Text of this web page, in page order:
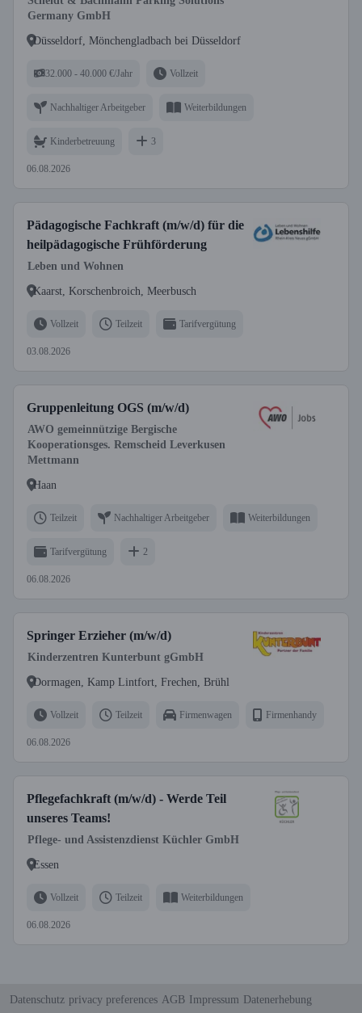
Germany GmbH
Düsseldorf, Mönchengladbach bei Düsseldorf
32.000 - 40.000 €/Jahr Vollzeit
Nachhaltiger Arbeitgeber Weiterbildungen
Kinderbetreuung 3
06.08.2026
Pädagogische Fachkraft (m/w/d) für die
heilpädagogische Frühförderung
Leben und Wohnen
Kaarst, Korschenbroich, Meerbusch
Vollzeit Teilzeit Tarifvergütung
03.08.2026
Gruppenleitung OGS (m/w/d)
AWO gemeinnützige Bergische
Kooperationsges. Remscheid Leverkusen
Mettmann
Haan
Teilzeit Nachhaltiger Arbeitgeber Weiterbildungen
Tarifvergütung 2
06.08.2026
Springer Erzieher (m/w/d)
Kinderzentren Kunterbunt gGmbH
Dormagen, Kamp Lintfort, Frechen, Brühl
Vollzeit Teilzeit Firmenwagen Firmenhandy
06.08.2026
Pflegefachkraft (m/w/d) - Werde Teil
unseres Teams!
Pflege- und Assistenzdienst Küchler GmbH
Essen
Vollzeit Teilzeit Weiterbildungen
06.08.2026
Datenschutz privacy preferences AGB Impressum Datenerhebung